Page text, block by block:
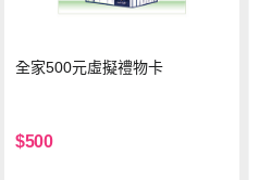
全家500元虛擬禮物卡
$500